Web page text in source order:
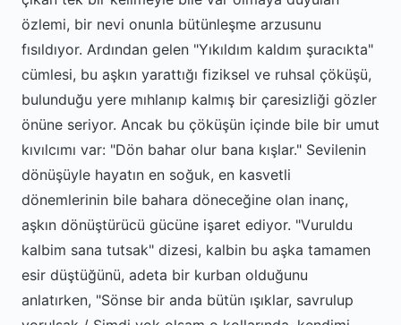
özlemi, bir nevi onunla bütünleşme arzusunu
fısıldıyor. Ardından gelen "Yıkıldım kaldım şuracıkta"
cümlesi, bu aşkın yarattığı fiziksel ve ruhsal çöküşü,
bulunduğu yere mıhlanıp kalmış bir çaresizliği gözler
önüne seriyor. Ancak bu çöküşün içinde bile bir umut
kıvılcımı var: "Dön bahar olur bana kışlar." Sevilenin
dönüşüyle hayatın en soğuk, en kasvetli
dönemlerinin bile bahara döneceğine olan inanç,
aşkın dönüştürücü gücüne işaret ediyor. "Vuruldu
kalbim sana tutsak" dizesi, kalbin bu aşka tamamen
esir düştüğünü, adeta bir kurban olduğunu
anlatırken, "Sönse bir anda bütün ışıklar, savrulup